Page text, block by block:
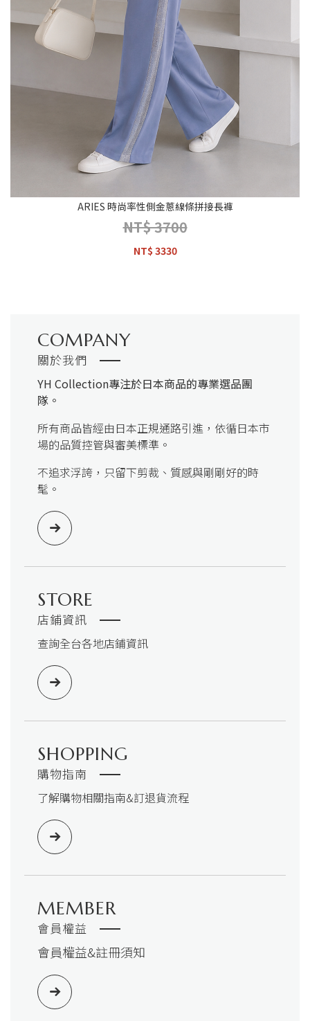
ARIES 時尚率性側金蔥線條拼接長褲
NT$ 3700
NT$ 3330
COMPANY
關於我們
YH Collection專注於日本商品的專業選品團
隊。
所有商品皆經由日本正規通路引進，依循日本市
場的品質控管與審美標準。
不追求浮誇，只留下剪裁、質感與剛剛好的時
髦。
STORE
店鋪資訊
查詢全台各地店鋪資訊
SHOPPING
購物指南
了解購物相關指南&訂退貨流程
MEMBER
會員權益
會員權益&註冊須知